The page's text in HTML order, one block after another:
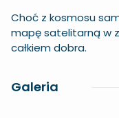
Choć z kosmosu
mapę satelitarną w
całkiem dobra.
Galeria